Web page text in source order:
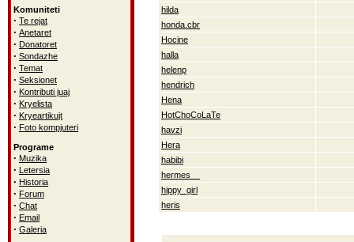
Komuniteti
· Te rejat
· Anetaret
· Donatoret
· Sondazhe
· Temat
· Seksionet
· Kontributi juaj
· Kryelista
· Kryeartikujt
· Foto kompjuteri
Programe
· Muzika
· Letersia
· Historia
· Forum
· Chat
· Email
· Galeria
hilda
honda.cbr
Hocine
halla
helenp
hendrich
Hena
HotChoCoLaTe
havzi
Hera
habibi
hermes__
hippy_girl
heris